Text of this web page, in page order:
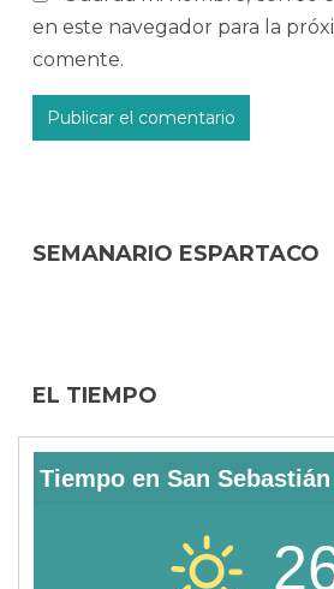
en este navegador para la
comente.
SEMANARIO ESPARTACO
EL TIEMPO
Tiempo en San